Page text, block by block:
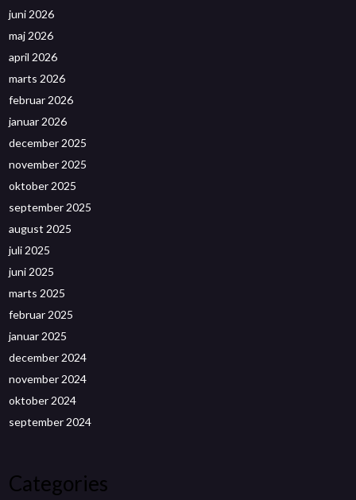
juni 2026
maj 2026
april 2026
marts 2026
februar 2026
januar 2026
december 2025
november 2025
oktober 2025
september 2025
august 2025
juli 2025
juni 2025
marts 2025
februar 2025
januar 2025
december 2024
november 2024
oktober 2024
september 2024
Categories